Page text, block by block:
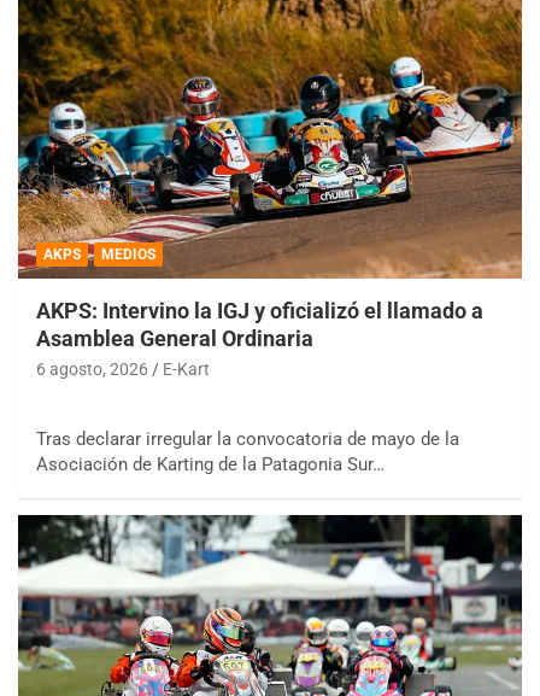
AKPS MEDIOS
AKPS: Intervino la IGJ y oficializó el llamado a
Asamblea General Ordinaria
6 agosto, 2026 E-Kart
Tras declarar irregular la convocatoria de mayo de la
Asociación de Karting de la Patagonia Sur…